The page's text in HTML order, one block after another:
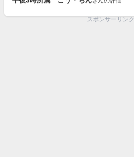
スポンサーリンク